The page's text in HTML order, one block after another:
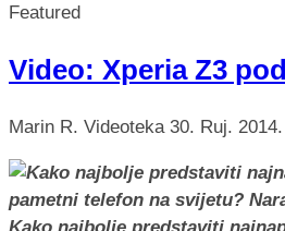
Featured
Video: Xperia Z3
Marin R. Videoteka 30. Ruj. 2014.